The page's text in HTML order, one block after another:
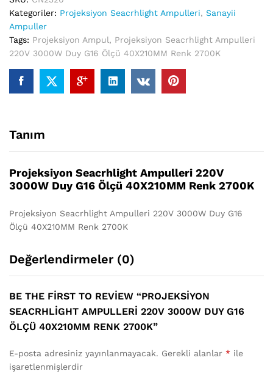
quantity
Kategoriler: Projeksiyon Seacrhlight Ampulleri, Sanayii
Ampuller
Tags: Projeksiyon Ampul, Projeksiyon Seacrhlight Ampulleri
220V 3000W Duy G16 Ölçü 40X210MM Renk 2700K
Tanım
Projeksiyon Seacrhlight Ampulleri 220V
3000W Duy G16 Ölçü 40X210MM Renk 2700K
Projeksiyon Seacrhlight Ampulleri 220V 3000W Duy G16
Ölçü 40X210MM Renk 2700K
Değerlendirmeler (0)
BE THE FIRST TO REVIEW “PROJEKSIYON
SEACRHLIGHT AMPULLERI 220V 3000W DUY G16
ÖLÇÜ 40X210MM RENK 2700K”
E-posta adresiniz yayınlanmayacak. Gerekli alanlar * ile
işaretlenmişlerdir